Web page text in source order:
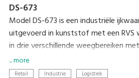
DS-673
Model DS-673 is een industriële
uitgevoerd in kunststof met een RVS
in drie verschillende weegbereiken
weegschaal is spatwaterdicht IP64.
accu zeer geschikt voor mobiel
... more
Retail Industrie Logistiek